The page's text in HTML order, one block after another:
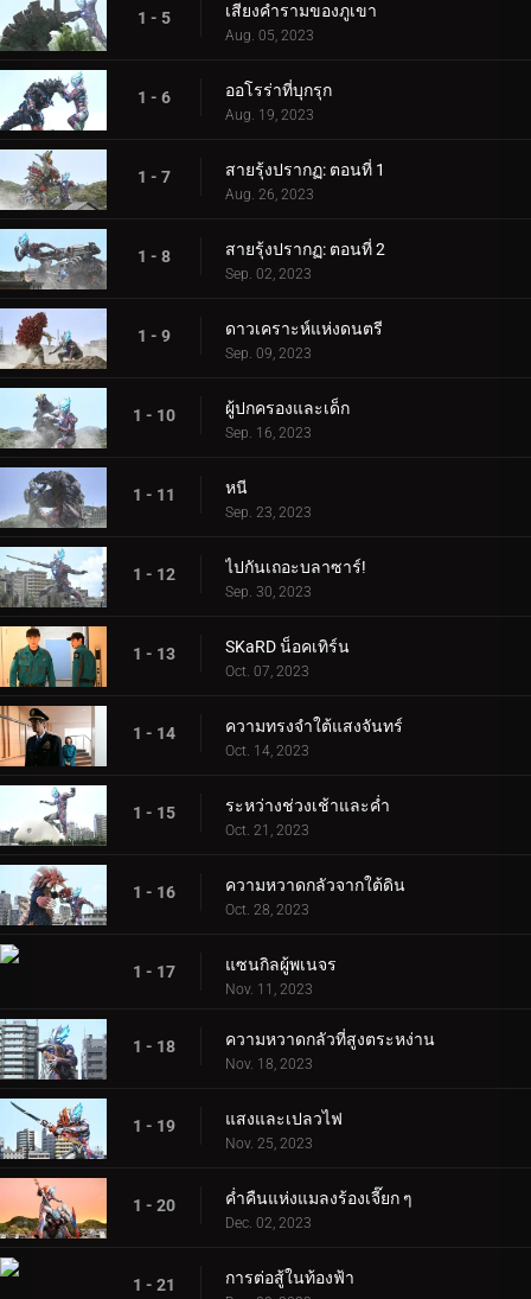
1 - 5 เสียงคำรามของภูเขา
Aug. 05, 2023
1 - 6 ออโรร่าที่บุกรุก
Aug. 19, 2023
1 - 7 สายรุ้งปรากฏ: ตอนที่ 1
Aug. 26, 2023
1 - 8 สายรุ้งปรากฏ: ตอนที่ 2
Sep. 02, 2023
1 - 9 ดาวเคราะห์แห่งดนตรี
Sep. 09, 2023
1 - 10 ผู้ปกครองและเด็ก
Sep. 16, 2023
1 - 11 หนี
Sep. 23, 2023
1 - 12 ไปกันเถอะบลาซาร์!
Sep. 30, 2023
1 - 13 SKaRD น็อคเทิร์น
Oct. 07, 2023
1 - 14 ความทรงจำใต้แสงจันทร์
Oct. 14, 2023
1 - 15 ระหว่างช่วงเช้าและค่ำ
Oct. 21, 2023
1 - 16 ความหวาดกลัวจากใต้ดิน
Oct. 28, 2023
1 - 17 แซนกิลผู้พเนจร
Nov. 11, 2023
1 - 18 ความหวาดกลัวที่สูงตระหง่าน
Nov. 18, 2023
1 - 19 แสงและเปลวไฟ
Nov. 25, 2023
1 - 20 ค่ำคืนแห่งแมลงร้องเจี๊ยก ๆ
Dec. 02, 2023
1 - 21 การต่อสู้ในท้องฟ้า